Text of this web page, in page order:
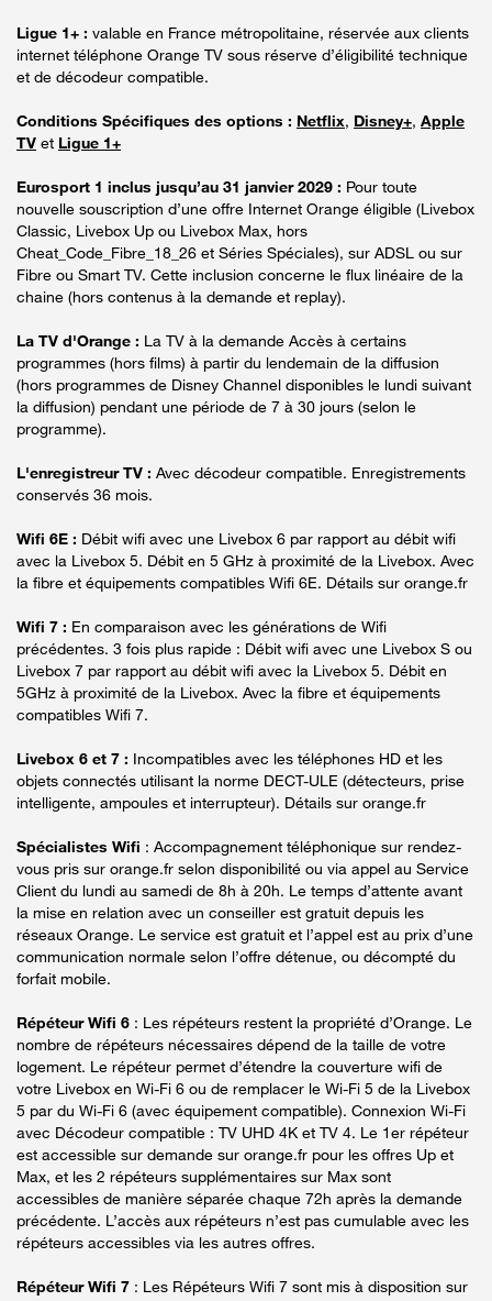
Ligue 1+ : valable en France métropolitaine, réservée aux clients
internet téléphone Orange TV sous réserve d’éligibilité technique
et de décodeur compatible.
Conditions Spécifiques des options : Netflix, Disney+, Apple
TV et Ligue 1+
Eurosport 1 inclus jusqu’au 31 janvier 2029 : Pour toute
nouvelle souscription d’une offre Internet Orange éligible (Livebox
Classic, Livebox Up ou Livebox Max, hors
Cheat_Code_Fibre_18_26 et Séries Spéciales), sur ADSL ou sur
Fibre ou Smart TV. Cette inclusion concerne le flux linéaire de la
chaine (hors contenus à la demande et replay).
La TV d'Orange : La TV à la demande Accès à certains
programmes (hors films) à partir du lendemain de la diffusion
(hors programmes de Disney Channel disponibles le lundi suivant
la diffusion) pendant une période de 7 à 30 jours (selon le
programme).
L'enregistreur TV : Avec décodeur compatible. Enregistrements
conservés 36 mois.
Wifi 6E : Débit wifi avec une Livebox 6 par rapport au débit wifi
avec la Livebox 5. Débit en 5 GHz à proximité de la Livebox. Avec
la fibre et équipements compatibles Wifi 6E. Détails sur orange.fr
Wifi 7 : En comparaison avec les générations de Wifi
précédentes. 3 fois plus rapide : Débit wifi avec une Livebox S ou
Livebox 7 par rapport au débit wifi avec la Livebox 5. Débit en
5GHz à proximité de la Livebox. Avec la fibre et équipements
compatibles Wifi 7.
Livebox 6 et 7 : Incompatibles avec les téléphones HD et les
objets connectés utilisant la norme DECT-ULE (détecteurs, prise
intelligente, ampoules et interrupteur). Détails sur orange.fr
Spécialistes Wifi : Accompagnement téléphonique sur rendez-
vous pris sur orange.fr selon disponibilité ou via appel au Service
Client du lundi au samedi de 8h à 20h. Le temps d’attente avant
la mise en relation avec un conseiller est gratuit depuis les
réseaux Orange. Le service est gratuit et l’appel est au prix d’une
communication normale selon l’offre détenue, ou décompté du
forfait mobile.
Répéteur Wifi 6 : Les répéteurs restent la propriété d’Orange. Le
nombre de répéteurs nécessaires dépend de la taille de votre
logement. Le répéteur permet d’étendre la couverture wifi de
votre Livebox en Wi-Fi 6 ou de remplacer le Wi-Fi 5 de la Livebox
5 par du Wi-Fi 6 (avec équipement compatible). Connexion Wi-Fi
avec Décodeur compatible : TV UHD 4K et TV 4. Le 1er répéteur
est accessible sur demande sur orange.fr pour les offres Up et
Max, et les 2 répéteurs supplémentaires sur Max sont
accessibles de manière séparée chaque 72h après la demande
précédente. L’accès aux répéteurs n’est pas cumulable avec les
répéteurs accessibles via les autres offres.
Répéteur Wifi 7 : Les Répéteurs Wifi 7 sont mis à disposition sur